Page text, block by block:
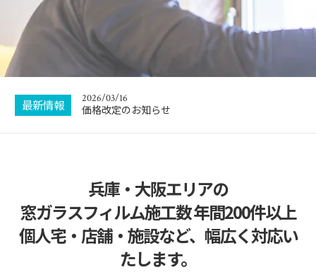
最新情報
集客サイトでトップランクをいただきました！
2026/03/16
価格改定のお知らせ
2025/09/27
ボランティア施工させていただきました
2025/08/03
集客サイトでトップランクをいただきました！
兵庫・大阪エリアの
窓ガラスフィルム施工数 年間200件以上
個人宅・店舗・施設など、幅広く対応い
たします。